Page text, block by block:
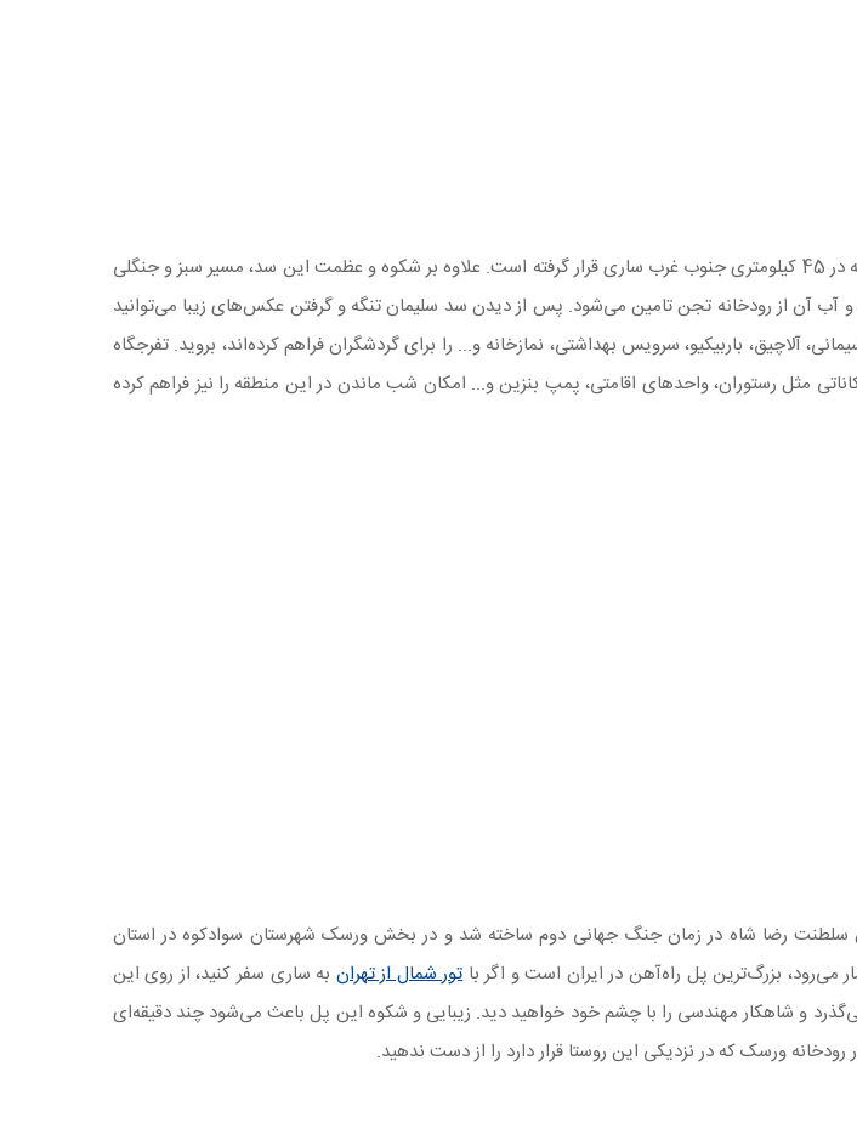
در ساری، سد سلیمان تنگه یا سد شهید رجایی است که در 45 کیلومتری جنوب غرب ساری قرار گرفته است. علاوه بر شکوه و عظمت این سد، مسیر سبز و جنگلی
است. سد سلیمان تنگه از سال 1376 به بهره‌برداری رسیده و آب آن از رودخانه تجن تامین می‌شود. پس از دیدن سد سلیمان تنگه و گرفتن عکس‌های زیبا می‌توانید
آلاچیق، باربیکیو، سرویس بهداشتی، نمازخانه و... را برای گردشگران فراهم کرده‌اند، بروید. تفرجگاه
مثل رستوران، واحدهای اقامتی، پمپ بنزین و... امکان شب ماندن در این منطقه را نیز فراهم کرده
سلطنت رضا شاه در زمان جنگ جهانی دوم ساخته شد و در بخش ورسک شهرستان سوادکوه در استان
می‌رود، بزرگ‌ترین پل راه‌آهن در ایران است و اگر باتور شمال از تهران به ساری سفر کنید، از روی این
و شاهکار مهندسی را با چشم خود خواهید دید. زیبایی و شکوه این پل باعث می‌شود چند دقیقه‌ای
ورسک که در نزدیکی این روستا قرار دارد را از دست ندهید.